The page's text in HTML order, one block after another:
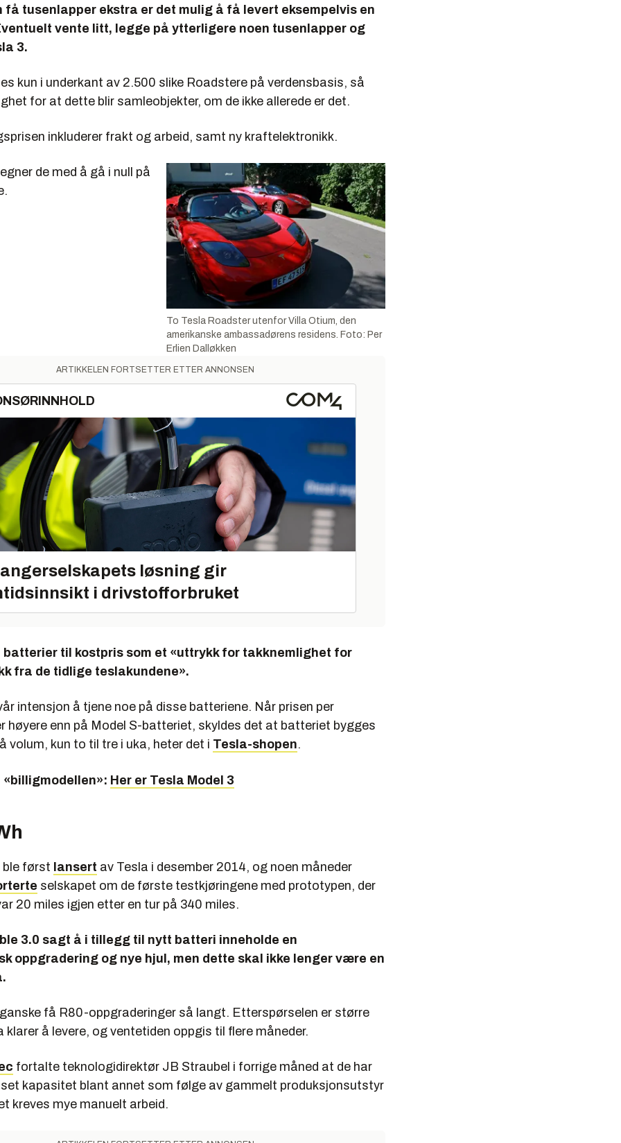
få tusenlapper ekstra er det mulig å få levert eksempelvis en
vente litt, legge på ytterligere noen tusenlapper og
3.
kun i underkant av 2.500 slike Roadstere på verdensbasis, så
for at dette blir samleobjekter, om de ikke allerede er det.
inkluderer frakt og arbeid, samt ny kraftelektronikk.
To Tesla Roadster utenfor Villa Otium, den
amerikanske ambassadørens residens. Foto: Per
Erlien Dalløkken
de med å gå i null på
ARTIKKELEN FORTSETTER ETTER ANNONSEN
løsning gir
i drivstofforbruket
batterier til kostpris som et «uttrykk for takknemlighet for
fra de tidlige teslakundene».
intensjon å tjene noe på disse batteriene. Når prisen per
høyere enn på Model S-batteriet, skyldes det at batteriet bygges
volum, kun to til tre i uka, heter det i Tesla-shopen.
«billigmodellen»: Her er Tesla Model 3
ble først lansert av Tesla i desember 2014, og noen måneder
selskapet om de første testkjøringene med prototypen, der
20 miles igjen etter en tur på 340 miles.
3.0 sagt å i tillegg til nytt batteri inneholde en
oppgradering og nye hjul, men dette skal ikke lenger være en
få R80-oppgraderinger så langt. Etterspørselen er større
klarer å levere, og ventetiden oppgis til flere måneder.
fortalte teknologidirektør JB Straubel i forrige måned at de har
kapasitet blant annet som følge av gammelt produksjonsutstyr
kreves mye manuelt arbeid.